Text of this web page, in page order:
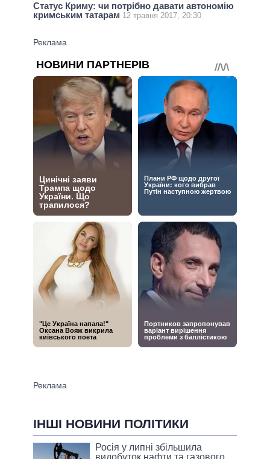
Статус Криму: чи потрібно давати автономію
кримським татарам 12 травня 2017, 20:30
ІНШІ НОВИНИ ПОЛІТИКИ
Росія у липні збільшила
видобуток нафти та газового